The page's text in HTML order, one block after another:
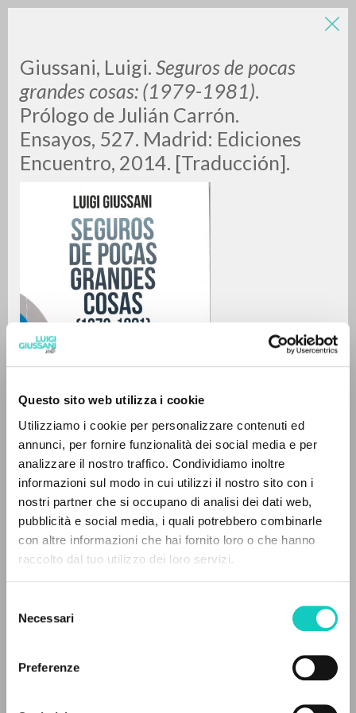
Questo sito web utilizza i cookie
Utilizziamo i cookie per personalizzare contenuti ed
annunci, per fornire funzionalità dei social media e per
analizzare il nostro traffico. Condividiamo inoltre
informazioni sul modo in cui utilizzi il nostro sito con i
nostri partner che si occupano di analisi dei dati web,
pubblicità e social media, i quali potrebbero combinarle
con altre informazioni che hai fornito loro o che hanno
raccolto dal tuo utilizzo dei loro servizi.
delNecessari
Preferenze
Giussani, Luigi. Seguros de pocas
grandes cosas: (1979-1981).
Prólogo de Julián Carrón.
Ensayos, 527. Madrid: Ediciones
Encuentro, 2014. [Traducción].
Buendía Ricardo SánchezTraduttore
Carrón JuliánPrologo
Giussani LuigiAutore
Grassi OnoratoNota storica
Ediciones Encuentro
Pagine: 424
LUIGI
GIUSSANI
scritti
0DOCUMENTI TROVATI
RISULTATI SUCCESSIVI